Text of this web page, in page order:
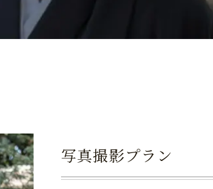
写真撮影プラン